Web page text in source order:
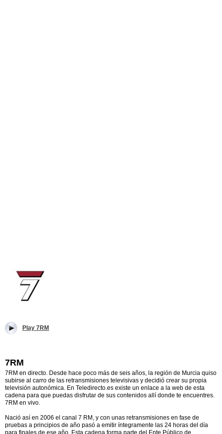
Play 7RM
7RM
7RM en directo. Desde hace poco más de seis años, la región de Murcia quiso
subirse al carro de las retransmisiones televisivas y decidió crear su propia
televisión autonómica. En Teledirecto.es existe un enlace a la web de esta
cadena para que puedas disfrutar de sus contenidos allí donde te encuentres.
7RM en vivo.
Nació así en 2006 el canal 7 RM, y con unas retransmisiones en fase de
pruebas a principios de año pasó a emitir íntegramente las 24 horas del día
para finales de ese año. Esta cadena forma parte del Ente Público de